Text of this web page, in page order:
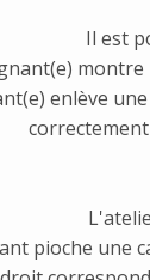
Il est
enlève
pioche une